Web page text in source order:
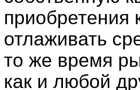
приобретения
отлаживать
то же время
как и любой